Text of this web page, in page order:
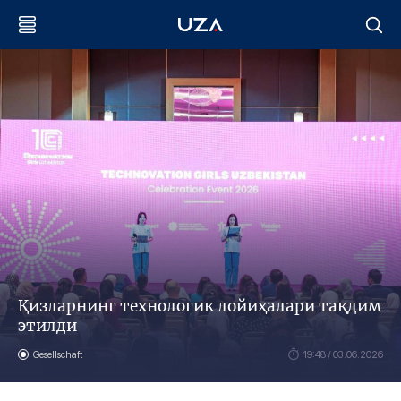
Қизларнинг технологик лойиҳалари тақдим
этилди
Gesellschaft 19:48 / 03.06.2026